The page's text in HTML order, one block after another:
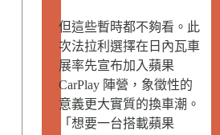
但這些暫時都不夠看。此
次法拉利選擇在日內瓦車
展率先宣布加入蘋果
CarPlay 陣營，象徵性的
意義更大實質的換車潮。
「想要一台搭載蘋果